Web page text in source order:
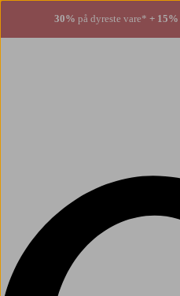
30% på dyreste vare* + 15%